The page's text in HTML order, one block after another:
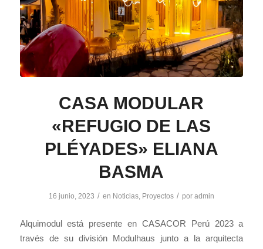
CASA MODULAR
«REFUGIO DE LAS
PLÉYADES» ELIANA
BASMA
16 junio, 2023 / en Noticias, Proyectos / por admin
Alquimodul está presente en CASACOR Perú 2023 a
través de su división Modulhaus junto a la arquitecta